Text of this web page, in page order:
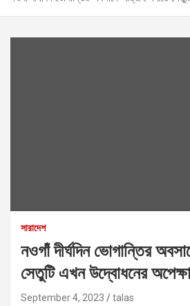
সারাদেশ
নওগাঁ দীর্ঘদিন ভোগান্তির
সেতুটি এখন উদ্বোধনের
September 4, 2023 talas